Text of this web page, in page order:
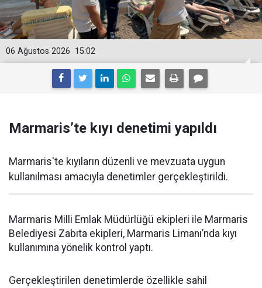
15:02
06 Ağustos 2026
Marmaris’te kıyı denetimi yapıldı
Marmaris'te kıyıların düzenli ve mevzuata uygun
kullanılması amacıyla denetimler gerçekleştirildi.
Marmaris Milli Emlak Müdürlüğü ekipleri ile Marmaris
Belediyesi Zabıta ekipleri, Marmaris Limanı’nda kıyı
kullanımına yönelik kontrol yaptı.
Gerçekleştirilen denetimlerde özellikle sahil